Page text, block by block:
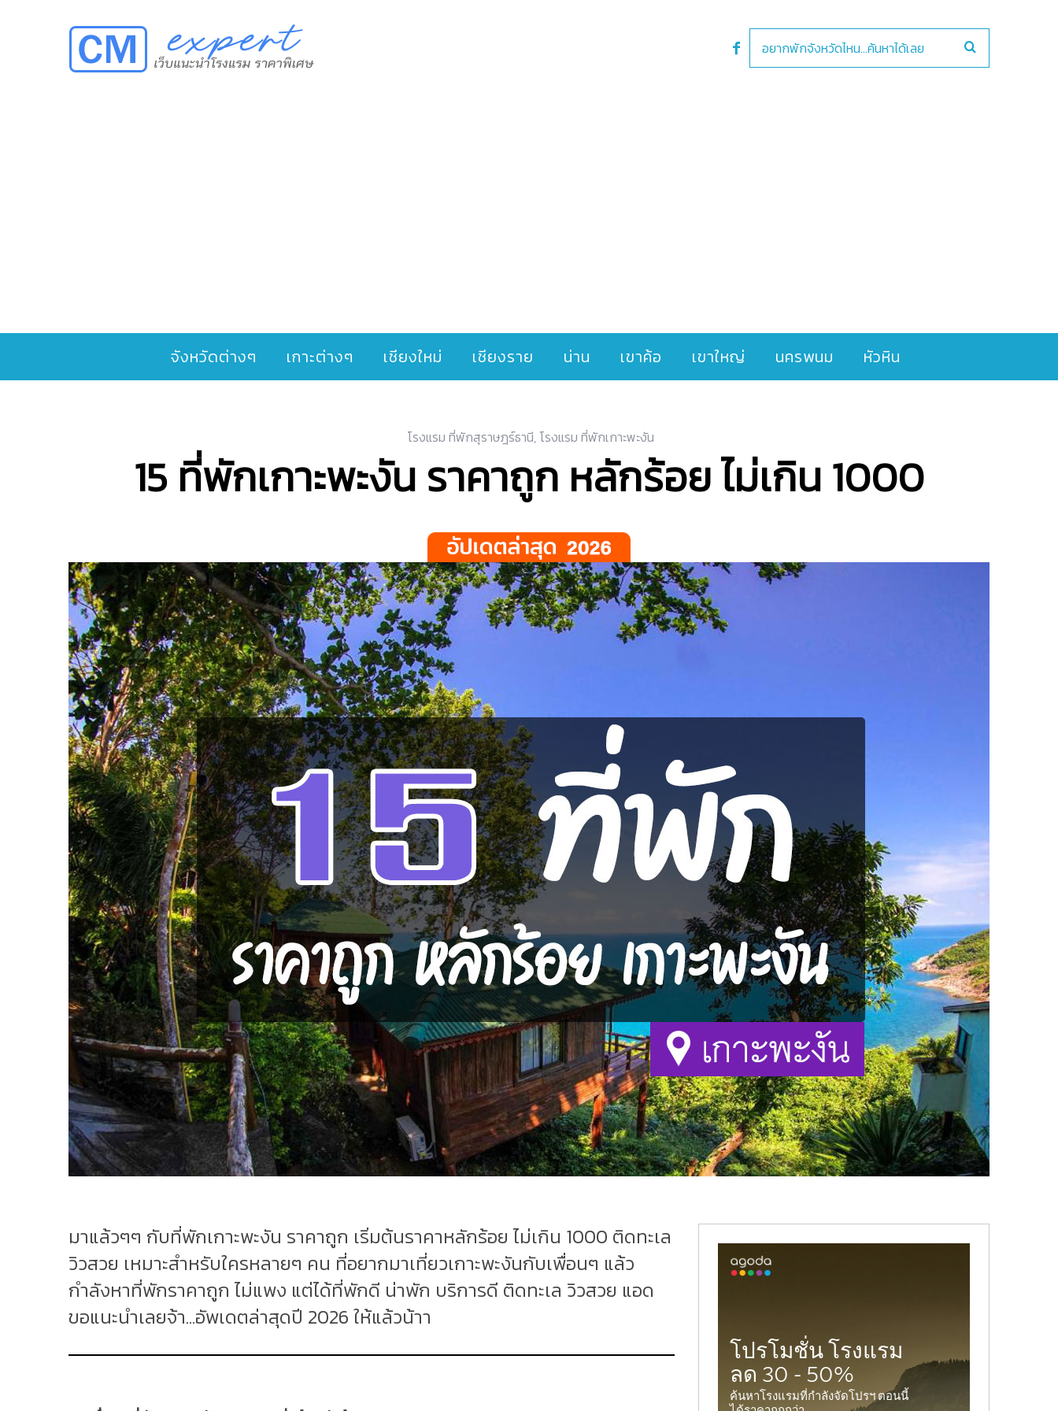
จังหวัดต่างๆ เกาะต่างๆ เชียงใหม่ เชียงราย น่าน เขาค้อ เขาใหญ่ นครพนม หัวหิน
โรงแรม ที่พักสุราษฎร์ธานี, โรงแรม ที่พักเกาะพะงัน
15 ที่พักเกาะพะงัน ราคาถูก หลักร้อย ไม่เกิน 1000
มาแล้วๆๆ กับที่พักเกาะพะงัน ราคาถูก เริ่มต้นราคาหลักร้อย ไม่เกิน 1000 ติดทะเล
วิวสวย เหมาะสำหรับใครหลายๆ คน ที่อยากมาเที่ยวเกาะพะงันกับเพื่อนๆ แล้ว
กำลังหาที่พักราคาถูก ไม่แพง แต่ได้ที่พักดี น่าพัก บริการดี ติดทะเล วิวสวย แอด
ขอแนะนำเลยจ้า...อัพเดตล่าสุดปี 2026 ให้แล้วน้าา